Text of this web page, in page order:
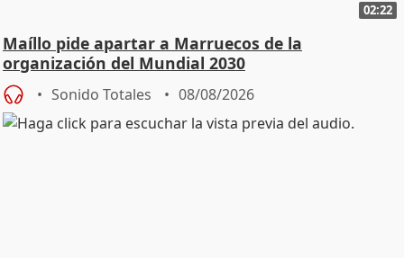
02:22
Maíllo pide apartar a Marruecos de la
organización del Mundial 2030
Sonido Totales 08/08/2026